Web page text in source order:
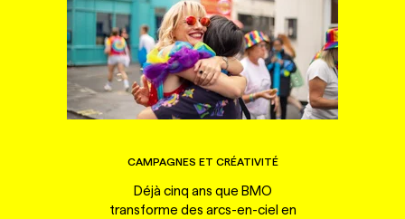
CAMPAGNES ET CRÉATIVITÉ
Déjà cinq ans que BMO
transforme des arcs-en-ciel en